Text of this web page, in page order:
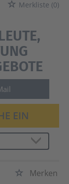
Merkliste (0)
EIN
Merken